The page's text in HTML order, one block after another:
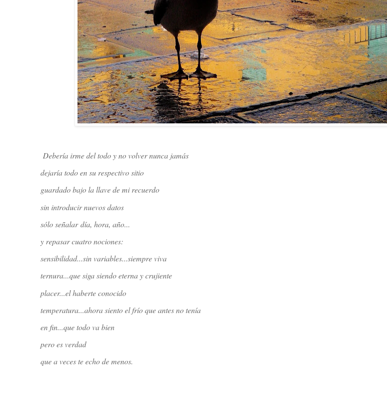
Debería irme del todo y no volver nunca jamás
dejaría todo en su respectivo sitio
guardado bajo la llave de mi recuerdo
sin introducir nuevos datos
sólo señalardía, hora, año...
y repasar cuatro nociones:
sensibilidad...sin variables...siempre viva
ternura...que siga siendo eterna y crujiente
placer...el haberte conocido
temperatura...ahora siento el frío que antes no tenía
en fin...que todo va bien
pero es verdad
que a veces te echo de menos.